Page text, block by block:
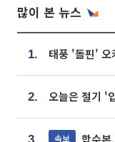
많이 본 뉴스
1.
2. 오늘은 절기 '
속보 합수본, '